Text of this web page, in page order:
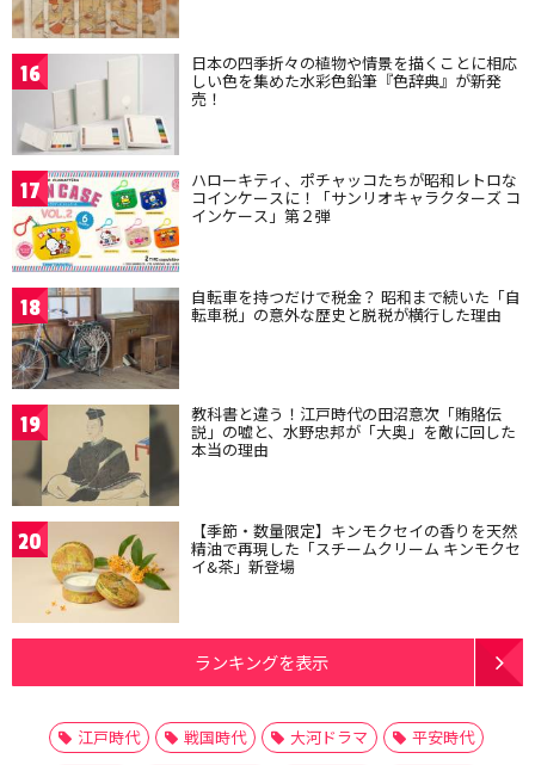
16 日本の四季折々の植物や情景を描くことに相応
しい色を集めた水彩色鉛筆『色辞典』が新発
売！
17 ハローキティ、ポチャッコたちが昭和レトロな
コインケースに！「サンリオキャラクターズ コ
インケース」第２弾
18 自転車を持つだけで税金？ 昭和まで続いた「自
転車税」の意外な歴史と脱税が横行した理由
19 教科書と違う！江戸時代の田沼意次「賄賂伝
説」の嘘と、水野忠邦が「大奥」を敵に回した
本当の理由
20 【季節・数量限定】キンモクセイの香りを天然
精油で再現した「スチームクリーム キンモクセ
イ&茶」新登場
ランキングを表示
江戸時代 戦国時代 大河ドラマ
平安時代